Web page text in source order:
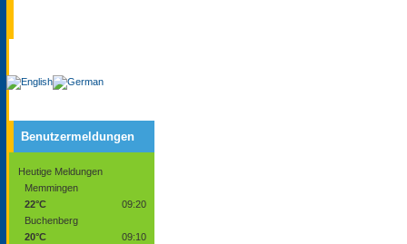
Benutzermeldungen
Heutige Meldungen
Memmingen
22°C
09:20
Buchenberg
20°C
09:10